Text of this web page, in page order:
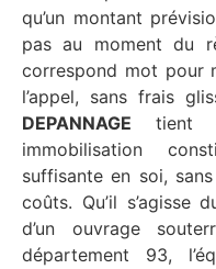
qu’un montant
pas au moment du
correspond mot pour
l’appel, sans frais
DEPANNAGE tient
immobilisation
suffisante en soi,
coûts. Qu’il s’agisse
d’un ouvrage
département 93,